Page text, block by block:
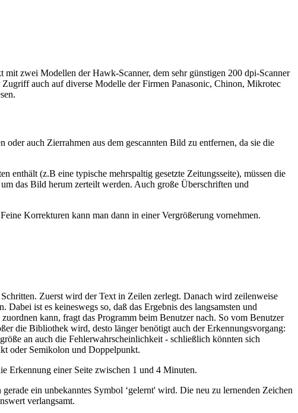
zwei Modellen der Hawk-Scanner, dem sehr günstigen 200 dpi-Scanner
auch auf diverse Modelle der Firmen Panasonic, Chinon, Mikrotec
auch Zierrahmen aus dem gescannten Bild zu entfernen, da sie die
enthält (z.B eine typische mehrspaltig gesetzte Zeitungsseite), müssen die
das Bild herum zerteilt werden. Auch große Überschriften und
Korrekturen kann man dann in einer Vergrößerung vornehmen.
Zuerst wird der Text in Zeilen zerlegt. Danach wird zeilenweise
ist es keineswegs so, daß das Ergebnis des langsamsten und
kann, fragt das Programm beim Benutzer nach. So vom Benutzer
die Bibliothek wird, desto länger benötigt auch der Erkennungsvorgang:
an auch die Fehlerwahrscheinlichkeit - schließlich könnten sich
oder Semikolon und Doppelpunkt.
Erkennung einer Seite zwischen 1 und 4 Minuten.
ein unbekanntes Symbol ‘gelernt' wird. Die neu zu lernenden Zeichen
verlangsamt.